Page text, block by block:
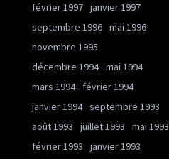
février 1997 janvier 1997
septembre 1996 mai 1996
novembre 1995
décembre 1994 mai 1994
mars 1994
février 1994
janvier 1994 septembre 1993
août 1993
juillet 1993
mai 1993
février 1993
janvier 1993